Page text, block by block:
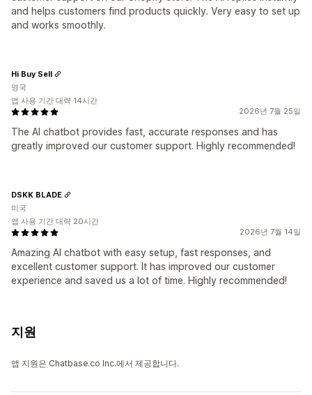
and helps customers find products quickly. Very easy to set up
and works smoothly.
2026년 7월 25일
The AI chatbot provides fast, accurate responses and has
greatly improved our customer support. Highly recommended!
Hi Buy Sell
영국
앱 사용 기간 대략 14시간
2026년 7월 14일
Amazing AI chatbot with easy setup, fast responses, and
excellent customer support. It has improved our customer
experience and saved us a lot of time. Highly recommended!
DSKK BLADE
미국
앱 사용 기간 대략 20시간
지원
앱 지원은 Chatbase.co Inc.에서 제공합니다.